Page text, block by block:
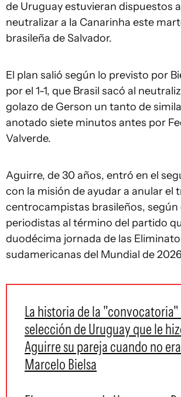
de Uruguay estuvieran dispuestos
neutralizar a la Canarinha este
brasileña de Salvador.
El plan salió según lo previsto por
por el 1-1, que Brasil sacó al
golazo de Gerson un tanto de
anotado siete minutos antes por
Valverde.
Aguirre, de 30 años, entró en el
con la misión de ayudar a anular el
centrocampistas brasileños, según
periodistas al término del partido
duodécima jornada de las
sudamericanas del Mundial de
La historia de la "convocatoria"
selección de Uruguay que le
Aguirre su pareja cuando no
Marcelo Bielsa